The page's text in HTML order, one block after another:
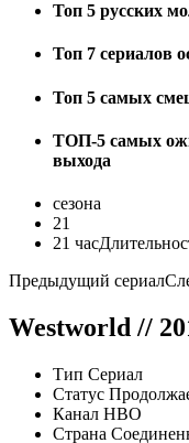
Топ 5 русских
Топ 7 сериалов
Топ 5 самых
ТОП-5 самых
выхода
сезона
21
21 час
Предыдущий сериал
Westworld //
Тип Сериал
Статус
Канал HBO
Страна